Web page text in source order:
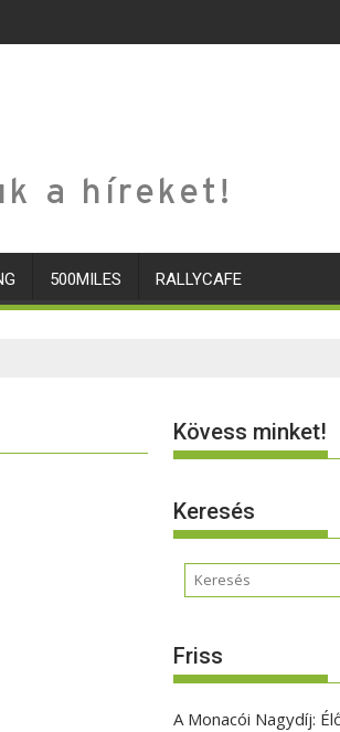
a híreket!
500MILES RALLYCAFE
Kövess minket!
Keresés
Friss
A Monacói Nagydíj: